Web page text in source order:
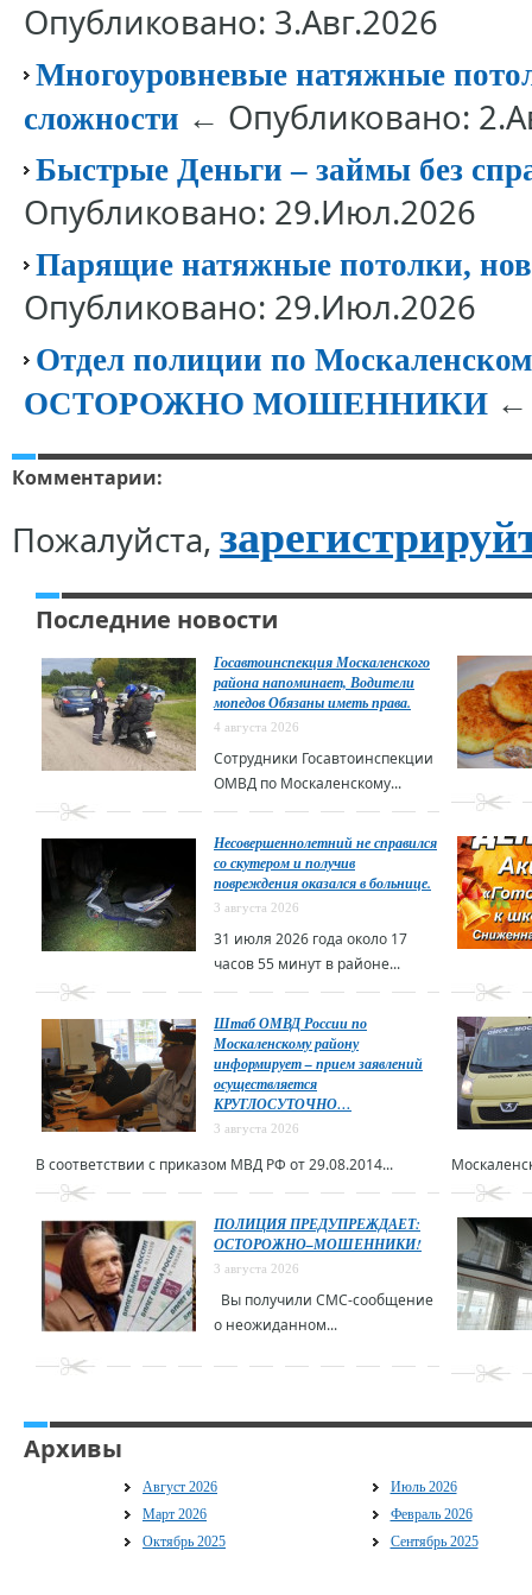
Опубликовано: 3.Авг.2026
Многоуровневые натяжные
сложности ← Опубликовано:
Быстрые Деньги – займы без
Опубликовано: 29.Июл.2026
Парящие натяжные потолки,
Опубликовано: 29.Июл.2026
Отдел полиции по
ОСТОРОЖНО МОШЕННИКИ ←
Комментарии:
Пожалуйста,
Последние новости
Госавтоинспекция Москаленского
района напоминает, Водители
мопедов Обязаны иметь права.
4 августа 2026
Сотрудники Госавтоинспекции
ОМВД по Москаленскому...
Несовершеннолетний не справился
со скутером и получив
повреждения оказался в больнице.
3 августа 2026
31 июля 2026 года около 17
часов 55 минут в районе...
Штаб ОМВД России по
Москаленскому району
информирует – прием заявлений
осуществляется
КРУГЛОСУТОЧНО…
3 августа 2026
В соответствии с приказом МВД РФ от 29.08.2014...
ПОЛИЦИЯ ПРЕДУПРЕЖДАЕТ:
ОСТОРОЖНО–МОШЕННИКИ!
3 августа 2026
Вы получили СМС-сообщение
о неожиданном...
Архивы
Август 2026
Июль 2026
Март 2026
Февраль 2026
Октябрь 2025
Сентябрь 2025